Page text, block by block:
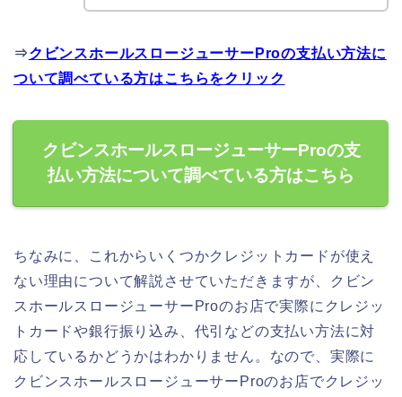
⇒クビンスホールスロージューサーProの支払い方法に
ついて調べている方はこちらをクリック
クビンスホールスロージューサーProの支
払い方法について調べている方はこちら
ちなみに、これからいくつかクレジットカードが使え
ない理由について解説させていただきますが、クビン
スホールスロージューサーProのお店で実際にクレジッ
トカードや銀行振り込み、代引などの支払い方法に対
応しているかどうかはわかりません。なので、実際に
クビンスホールスロージューサーProのお店でクレジッ